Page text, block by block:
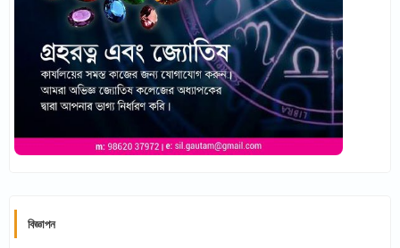
বিজ্ঞাপন